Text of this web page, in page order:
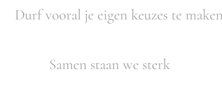
Durf vooral je eigen keuzes te
Samen staan we sterk 🙏